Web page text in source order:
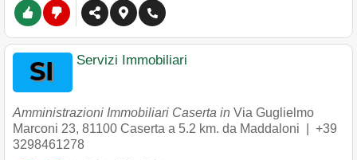
Servizi Immobiliari
Amministrazioni Immobiliari Caserta in Via Guglielmo
Marconi 23, 81100 Caserta a 5.2 km. da Maddaloni | +39
3298461278